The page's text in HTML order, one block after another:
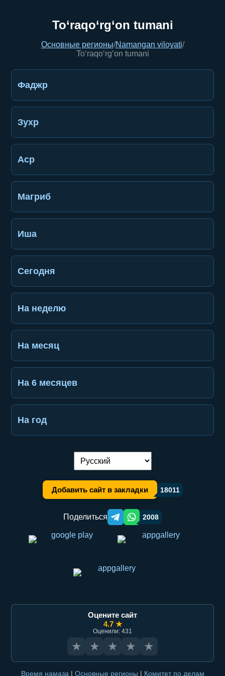
To‘raqo‘rg‘on tumani
Основные регионы/Namangan viloyati/
To‘raqo‘rg‘on tumani
Фаджр
Зухр
Аср
Магриб
Иша
Сегодня
На неделю
На месяц
На 6 месяцев
На год
Переключение языка:
Добавить сайт в закладки 18011
Поделиться Telegram orqali ulashish
WhatsApp orqali ulashish
2008
Оцените сайт
4.7 ★
Оценили: 431
★ ★ ★ ★ ★
Время намаза | Основные регионы | Комитет по делам